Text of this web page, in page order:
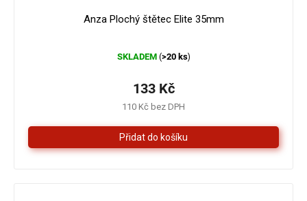
Anza Plochý štětec Elite 35mm
hodnocení
je
z
5
hvězdiček.
SKLADEM (>20 ks)
110 Kč bez DPH
133 Kč